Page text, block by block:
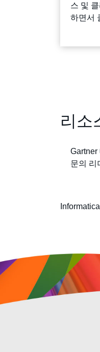
스 및
하면서
리소
Gartner
문의 리